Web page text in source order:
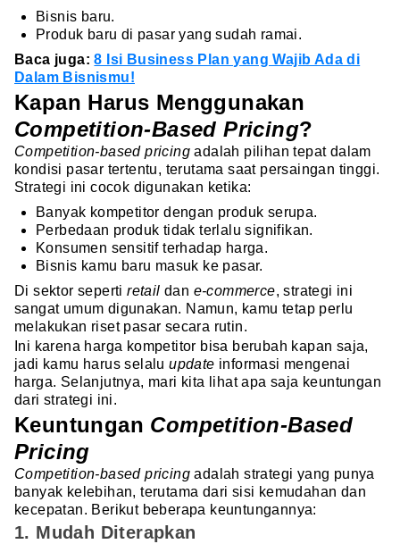
Bisnis baru.
Produk baru di pasar yang sudah ramai.
Baca juga:8 Isi Business Plan yang Wajib Ada di
Dalam Bisnismu!
Kapan Harus Menggunakan
Competition-Based Pricing?
Competition-based pricingadalah pilihan tepat dalam
kondisi pasar tertentu, terutama saat persaingan tinggi.
Strategi ini cocok digunakan ketika:
Banyak kompetitor dengan produk serupa.
Perbedaan produk tidak terlalu signifikan.
Konsumen sensitif terhadap harga.
Bisnis kamu baru masuk ke pasar.
Di sektor sepertiretaildan e-commerce, strategi ini
sangat umum digunakan. Namun, kamu tetap perlu
melakukan riset pasar secara rutin.
Ini karena harga kompetitor bisa berubah kapan saja,
jadi kamu harus selaluupdate informasi mengenai
harga. Selanjutnya, mari kita lihat apa saja keuntungan
dari strategi ini.
Keuntungan Competition-Based
Pricing
Competition-based pricing adalah strategi yang punya
banyak kelebihan, terutama dari sisi kemudahan dan
kecepatan. Berikut beberapa keuntungannya:
1. Mudah Diterapkan